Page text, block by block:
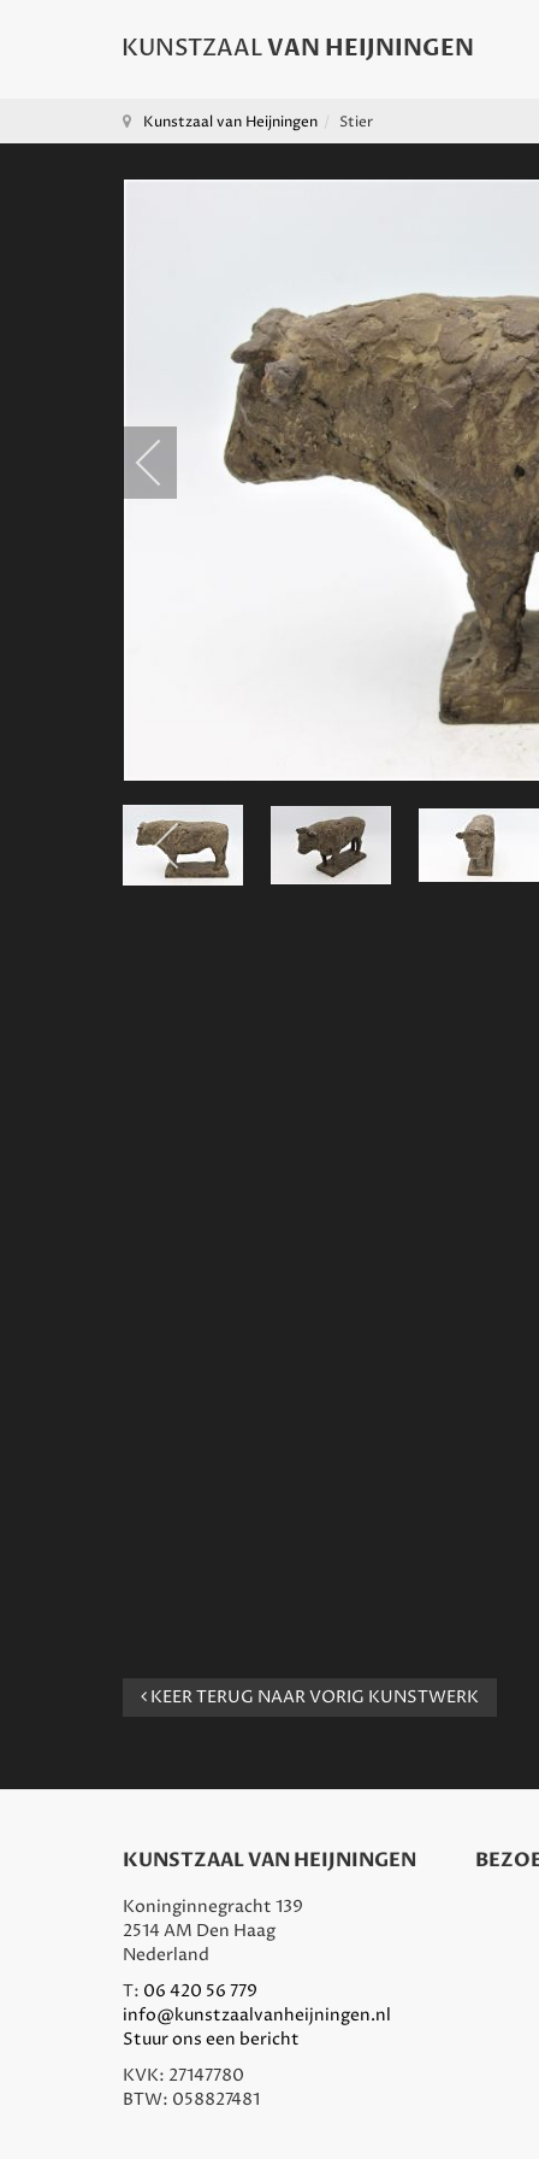
Kunstzaal van Heijningen Stier
KEER TERUG NAAR VORIG KUNSTWERK
KUNSTZAAL VAN HEIJNINGEN
Koninginnegracht 139
2514 AM Den Haag
Nederland
T: 06 420 56 779
info@kunstzaalvanheijningen.nl
Stuur ons een bericht
KVK: 27147780
BTW: 058827481